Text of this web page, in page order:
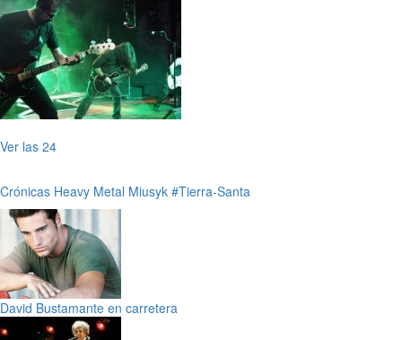
Ver las 24
Crónicas Heavy Metal Miusyk #Tierra-Santa
David Bustamante en carretera